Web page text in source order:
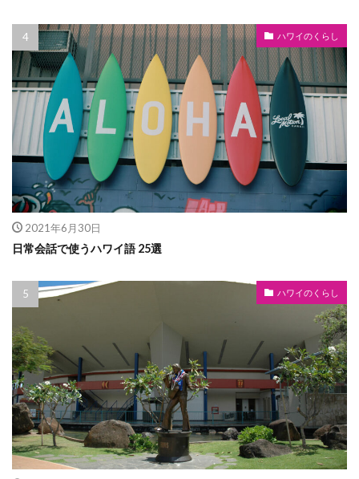
ハワイのくらし
2021年6月30日
日常会話で使うハワイ語 25選
ハワイのくらし